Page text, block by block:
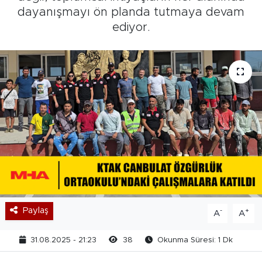
dayanışmayı ön planda tutmaya devam
ediyor.
Paylaş A- A+
31.08.2025 - 21:23 38 Okunma Süresi: 1 Dk